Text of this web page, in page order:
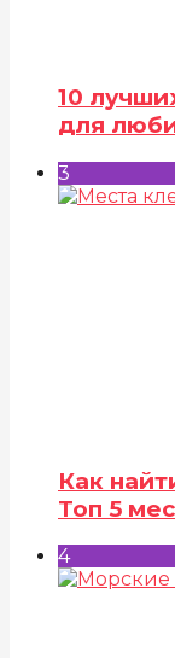
10
для
3
Как
Топ 5
4